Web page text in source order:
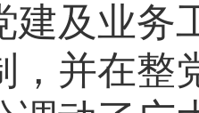
建及业务
，并在整